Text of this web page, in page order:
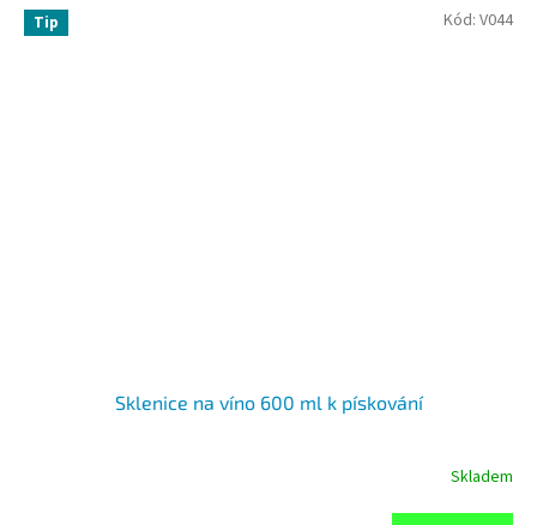
Tip
Sklenice na víno 600 ml k pískování
Skladem
Kód: V044